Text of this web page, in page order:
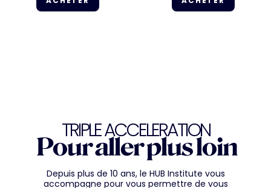
TRIPLE ACCELERATION
Pour aller plus loin
Depuis plus de 10 ans, le HUB Institute vous
accompagne pour vous permettre de vous